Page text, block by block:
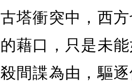
古塔衝突中，西
的藉口，只是未
殺間諜為由，驅